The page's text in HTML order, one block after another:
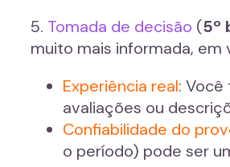
5. Tomada de decisão (5º
muito mais informada, em
Experiência real:
avaliações ou
Confiabilidade do
o período) pode ser